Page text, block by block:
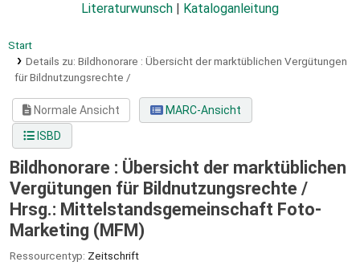
Literaturwunsch
Kataloganleitung
Start
Details zu: Bildhonorare : Übersicht der marktüblichen Vergütungen
für Bildnutzungsrechte /
Normale Ansicht
MARC-Ansicht
ISBD
Bildhonorare : Übersicht der marktüblichen
Vergütungen für Bildnutzungsrechte /
Hrsg.: Mittelstandsgemeinschaft Foto-
Marketing (MFM)
Ressourcentyp: Zeitschrift